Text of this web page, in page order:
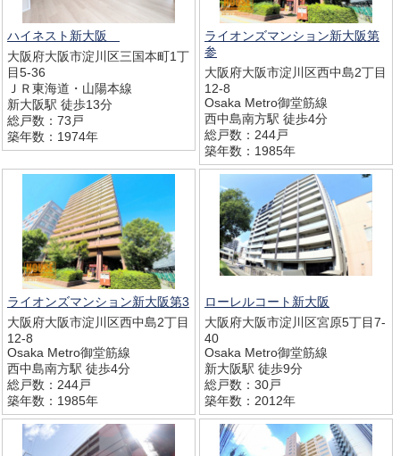
ハイネスト新大阪
大阪府大阪市淀川区三国本町1丁
目5-36
ＪＲ東海道・山陽本線
新大阪駅 徒歩13分
総戸数：73戸
築年数：1974年
ライオンズマンション新大阪第
参
大阪府大阪市淀川区西中島2丁目
12-8
Osaka Metro御堂筋線
西中島南方駅 徒歩4分
総戸数：244戸
築年数：1985年
ライオンズマンション新大阪第3
大阪府大阪市淀川区西中島2丁目
12-8
Osaka Metro御堂筋線
西中島南方駅 徒歩4分
総戸数：244戸
築年数：1985年
ローレルコート新大阪
大阪府大阪市淀川区宮原5丁目7-
40
Osaka Metro御堂筋線
新大阪駅 徒歩9分
総戸数：30戸
築年数：2012年